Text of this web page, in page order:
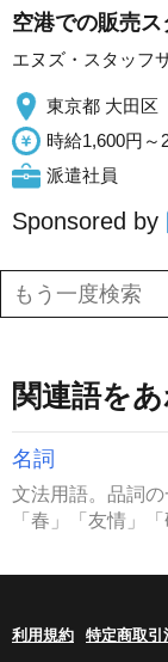
空港での販売ス
エヌズ・スタッフ
東京都 大田区
時給1,600円～
派遣社員
Sponsored by
関連語を
名詞
文法用語。品詞の
「春」「友情」
利用規約 特定商取引